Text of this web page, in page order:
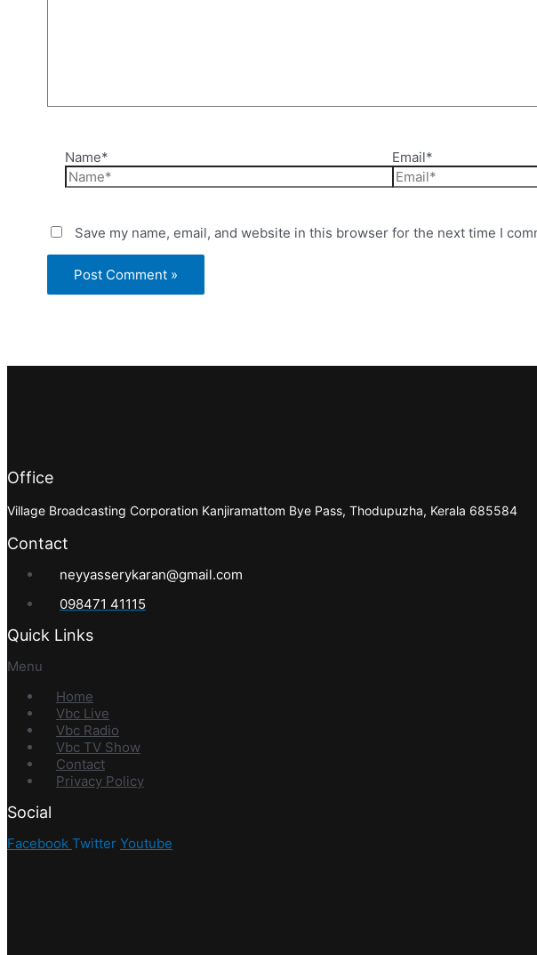
Name* Email*
Save my name, email, and website in this browser for the next time I
Office
Village Broadcasting Corporation Kanjiramattom Bye Pass, Thodupuzha, Kerala 685584
Contact
neyyasserykaran@gmail.com
098471 41115
Quick Links
Menu
Home
Vbc Live
Vbc Radio
Vbc TV Show
Contact
Privacy Policy
Social
Facebook Twitter Youtube